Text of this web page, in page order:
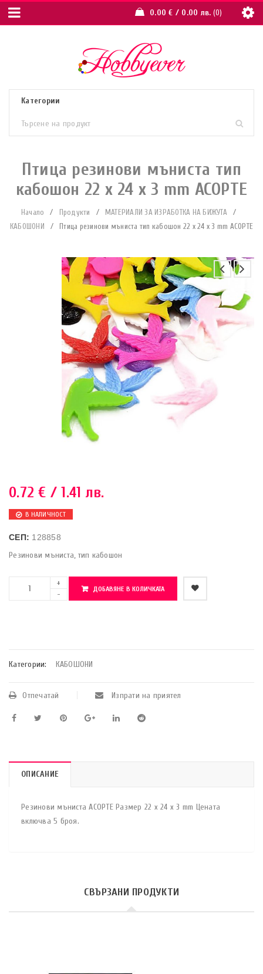
0.00€ / 0.00 лв. 0
Птица резинови мъниста тип
кабошон 22 x 24 x 3 mm АСОРТЕ
Начало / Продукти / МАТЕРИАЛИ ЗА ИЗРАБОТКА НА БИЖУТА
/
КАБОШОНИ
/ Птица резинови мъниста тип кабошон 22 x 24 x 3 mm АСОРТЕ
0.72€ / 1.41 лв.
В НАЛИЧНОСТ
СЕП: 128858
Резинови мъниста, тип кабошон
ДОБАВЯНЕ В КОЛИЧКАТА
Категории: КАБОШОНИ
Отпечатай Изпрати на приятел
ОПИСАНИЕ
Резинови мъниста АСОРТЕ Размер 22 x 24 x 3 mm Цената
включва 5 броя.
СВЪРЗАНИ ПРОДУКТИ